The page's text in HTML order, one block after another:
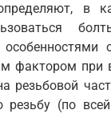
в
особенностями
фактором при
резьбовой
резьбу (по